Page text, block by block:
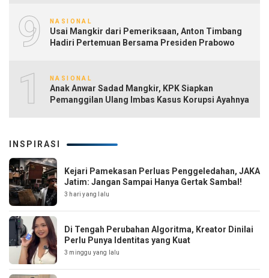
9 NASIONAL
Usai Mangkir dari Pemeriksaan, Anton Timbang
Hadiri Pertemuan Bersama Presiden Prabowo
10NASIONAL
Anak Anwar Sadad Mangkir, KPK Siapkan
Pemanggilan Ulang Imbas Kasus Korupsi Ayahnya
INSPIRASI
Kejari Pamekasan Perluas Penggeledahan, JAKA
Jatim: Jangan Sampai Hanya Gertak Sambal!
3 hari yang lalu
Di Tengah Perubahan Algoritma, Kreator Dinilai
Perlu Punya Identitas yang Kuat
3 minggu yang lalu